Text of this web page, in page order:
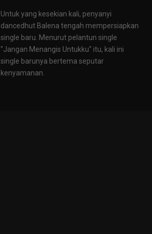
Untuk yang kesekian kali, penyanyi
dancedhut Balena tengah mempersiapkan
single baru. Menurut pelantun single
"Jangan Menangis Untukku" itu, kali ini
single barunya bertema seputar
kenyamanan.